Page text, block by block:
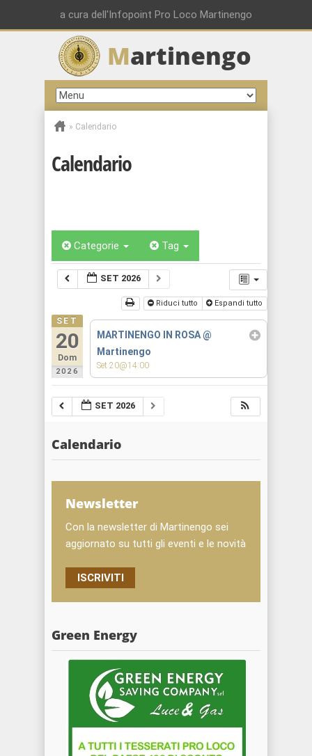
a cura dell'Infopoint Pro Loco Martinengo
Martinengo
» Calendario
Calendario
Categorie Tag
SET 2026
Riduci tutto Espandi tutto
SET
20
Dom
2026
MARTINENGO IN ROSA@
Martinengo
Set 20@14:00
SET 2026
Calendario
Newsletter
Con la newsletter di Martinengo sei
aggiornato su tutti gli eventi e le novità
ISCRIVITI
Green Energy